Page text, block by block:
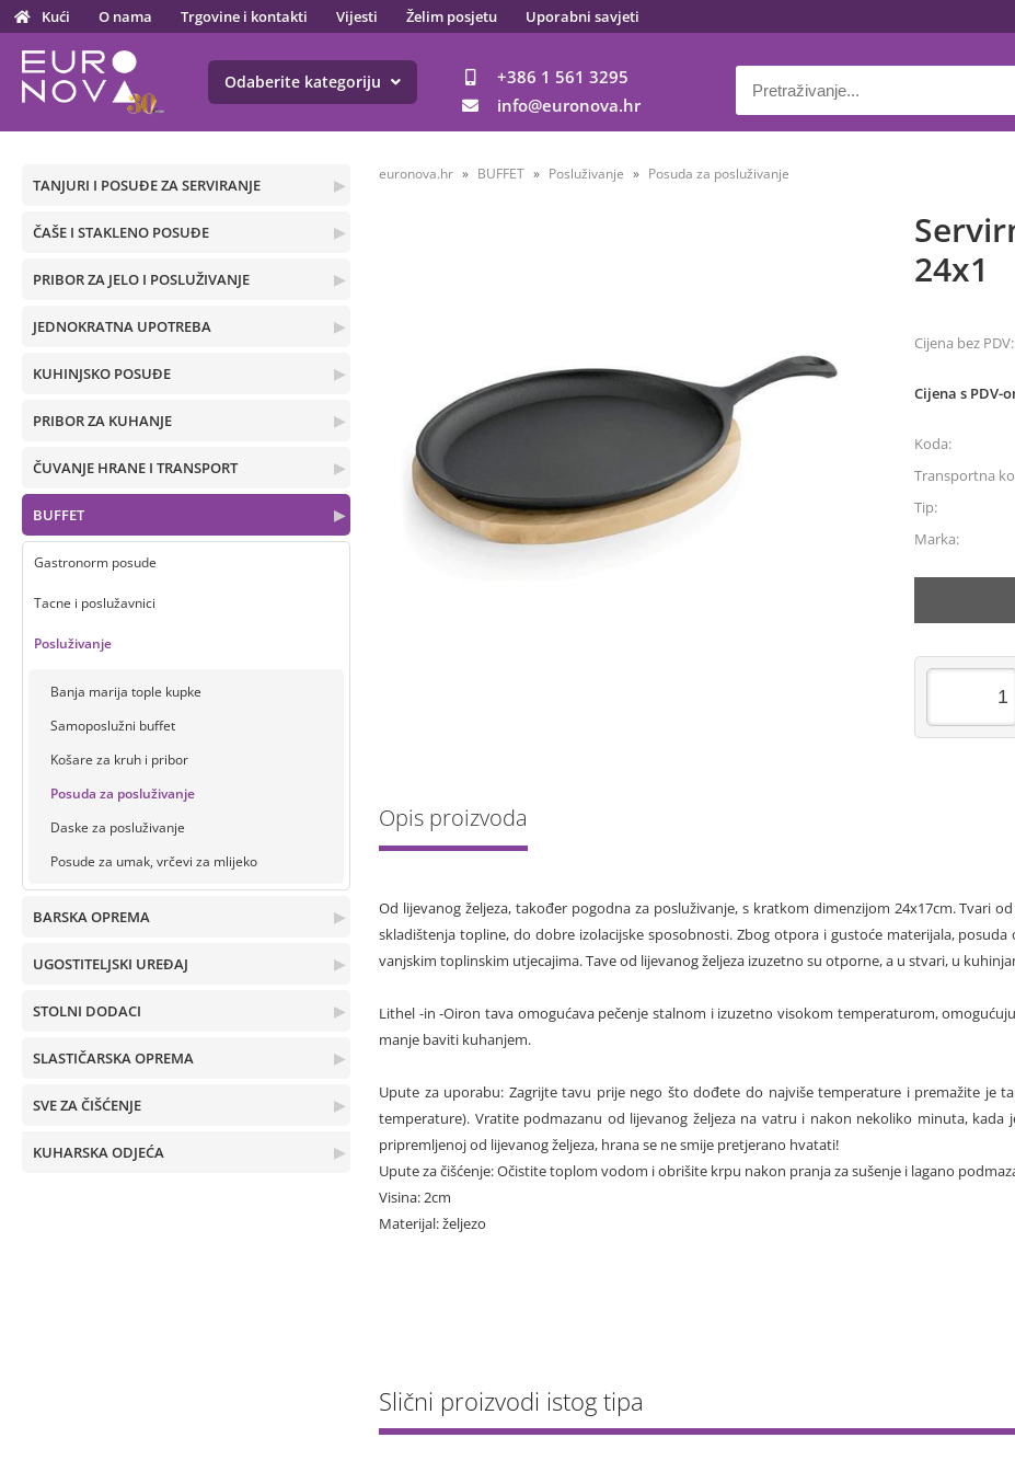
Kući O nama Trgovine i kontakti Vijesti Želim posjetu Uporabni savjeti
+386 1 561 3295
info
euronova.hr
Odaberite kategoriju
▶
TANJURI I POSUĐE ZA SERVIRANJE
▶
ČAŠE I STAKLENO POSUĐE
▶
PRIBOR ZA JELO I POSLUŽIVANJE
▶
JEDNOKRATNA UPOTREBA
▶
KUHINJSKO POSUĐE
▶
PRIBOR ZA KUHANJE
▶
ČUVANJE HRANE I TRANSPORT
▶
BUFFET
Gastronorm posude
Tacne i poslužavnici
Posluživanje
Banja marija tople kupke
Samoposlužni buffet
Košare za kruh i pribor
Posuda za posluživanje
Daske za posluživanje
Posude za umak, vrčevi za mlijeko
▶
BARSKA OPREMA
▶
UGOSTITELJSKI UREĐAJ
▶
STOLNI DODACI
▶
SLASTIČARSKA OPREMA
▶
SVE ZA ČIŠĆENJE
▶
KUHARSKA ODJEĆA
euronova.hr BUFFET Posluživanje Posuda za posluživanje
24x1
Cijena bez PDV:
Cijena s PDV-
Koda:
Transportna
Tip:
Marka:
Opis proizvoda
Od lijevanog željeza, također pogodna za posluživanje, s kratkom dimenzijom 24x17cm. Tvari
skladištenja topline, do dobre izolacijske sposobnosti. Zbog otpora i gustoće materijala,
vanjskim toplinskim utjecajima. Tave od lijevanog željeza izuzetno su otporne, a u stvari, u
Lithel -in -Oiron tava omogućava pečenje stalnom i izuzetno visokom temperaturom,
manje baviti kuhanjem.
Upute za uporabu: Zagrijte tavu prije nego što dođete do najviše temperature i premažite je
temperature). Vratite podmazanu od lijevanog željeza na vatru i nakon nekoliko minuta,
pripremljenoj od lijevanog željeza, hrana se ne smije pretjerano hvatati!
Upute za čišćenje: Očistite toplom vodom i obrišite krpu nakon pranja za sušenje i lagano
Visina: 2cm
Materijal: željezo
Slični proizvodi istog tipa